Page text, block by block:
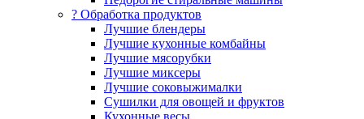
? Обработка продуктов
Лучшие блендеры
Лучшие кухонные комбайны
Лучшие мясорубки
Лучшие миксеры
Лучшие соковыжималки
Сушилки для овощей и фруктов
Кухонные весы